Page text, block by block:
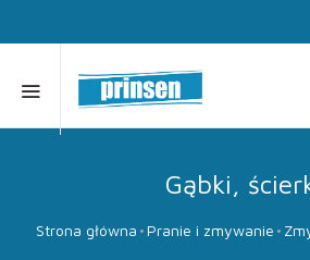
Gąbki,
Strona główna Pranie i zmywanie